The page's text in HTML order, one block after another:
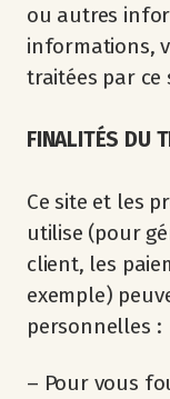
ou autres
informations,
traitées par ce
FINALITÉS DU
Ce site et les
utilise (pour
client, les
exemple)
personnelles :
– Pour vous